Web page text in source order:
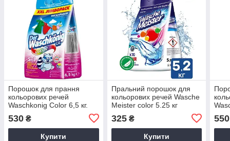
Порошок для прання
кольорових речей
Waschkonig Color 6,5 кг.
530 ₴
Купити
Пральний порошок для
кольорових речей Wasche
Meister color 5.25 кг
325₴
Купити
550